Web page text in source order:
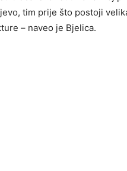
tim prije što postoji
– naveo je Bjelica.